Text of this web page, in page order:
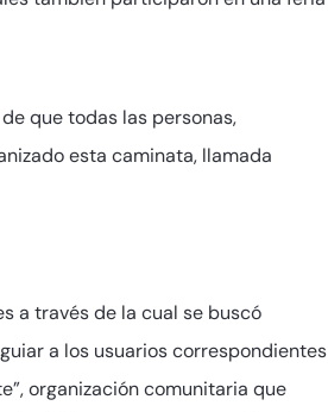
que todas las personas,
esta caminata, llamada
a través de la cual se buscó
a los usuarios correspondientes
organización comunitaria que